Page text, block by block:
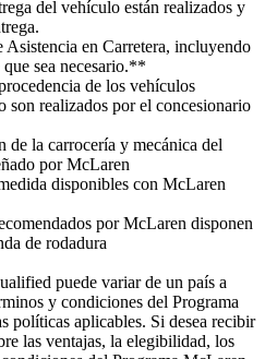
del vehículo están realizados y
Asistencia en Carretera, incluyendo
sea necesario.**
de los vehículos
son realizados por el concesionario
de la carrocería y mecánica del
por McLaren
disponibles con McLaren
por McLaren disponen
de rodadura
puede variar de un país a
y condiciones del Programa
políticas aplicables. Si desea recibir
las ventajas, la elegibilidad, los